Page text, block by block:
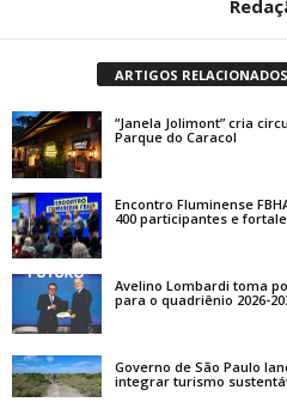
ARTIGOS RELACIONADOS
“Janela Jolimont” cria
Parque do Caracol
Encontro Fluminense
400 participantes e
Avelino Lombardi toma
para o quadriênio 2026-
Governo de São Paulo
integrar turismo